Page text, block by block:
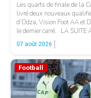
Les quarts de finale de la
livré deux nouveaux
d’Odza, Vision Foot AA et
le dernier carré. LA SUITE
FF, Vision Foot a dû
07 août 2026
Football